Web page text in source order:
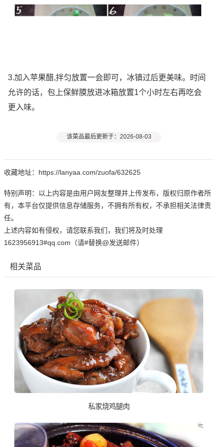
3.加入苹果醋,拌匀放置一会即可，冰镇过后更美味。时间
允许的话，包上保鲜膜放进冰箱放置1个小时左右再吃会
更入味。
该菜品最后更新于：2026-08-03
收藏地址：https://lanyaa.com/zuofa/632625
特别声明：以上内容是由用户网友整理并上传发布，版权归原作者所
有，本平台仅提供信息存储服务，不拥有所有权，不承担相关法律责
任。
上述内容如有侵权，请您联系我们，我们将及时处理
1623956913#qq.com（请#替换@发送邮件）
相关菜品
私家烧鸡腿肉